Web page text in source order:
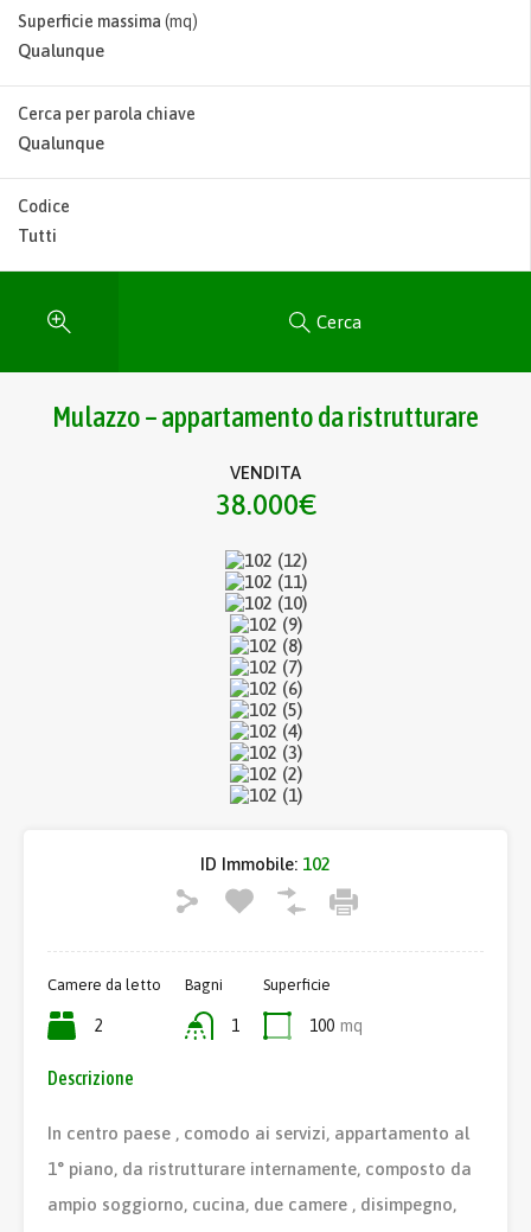
Superficie massima (mq)
Cerca per parola chiave
Codice
Cerca
Mulazzo – appartamento da ristrutturare
VENDITA
38.000€
ID Immobile: 102
Camere da letto
2
Bagni
1
Superficie
100 mq
Descrizione
In centro paese , comodo ai servizi, appartamento al
1° piano, da ristrutturare internamente, composto da
ampio soggiorno, cucina, due camere , disimpegno,